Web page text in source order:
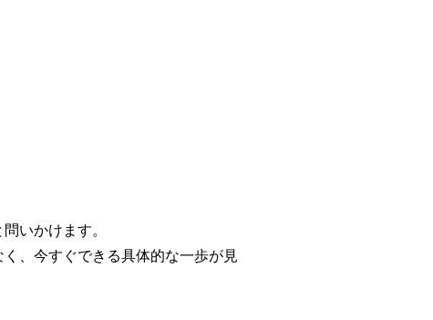
いかけます。
、今すぐできる具体的な一歩が見